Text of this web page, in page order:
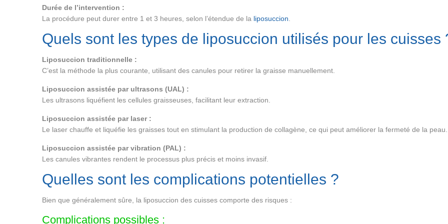
Durée de l’intervention :
La procédure peut durer entre 1 et 3 heures, selon l’étendue de la liposuccion
Quels sont les types de liposuccion utilisés pour les cuisses
Liposuccion traditionnelle :
C’est la méthode la plus courante, utilisant des canules pour retirer la graisse manuellement.
Liposuccion assistée par ultrasons (UAL) :
Les ultrasons liquéfient les cellules graisseuses, facilitant leur extraction.
Liposuccion assistée par laser :
Le laser chauffe et liquéfie les graisses tout en stimulant la production de collagène, ce qui peut améliorer la fermeté de la peau.
Liposuccion assistée par vibration (PAL) :
Les canules vibrantes rendent le processus plus précis et moins invasif.
Quelles sont les complications potentielles ?
Bien que généralement sûre, la liposuccion des cuisses comporte des risques :
Complications possibles :